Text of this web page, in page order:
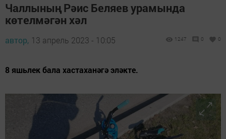
Чаллының Рәис Беляев урамында
көтелмәгән хәл
автор, 13 апрель 2023 - 10:05 1247 0 0
8 яшьлек бала хастаханәгә эләкте.